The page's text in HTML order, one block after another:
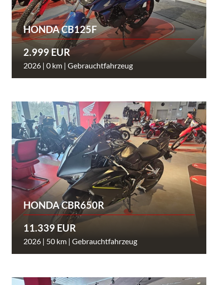
HONDA CB125F
2.999 EUR
2026 | 0 km | Gebrauchtfahrzeug
HONDA CBR650R
11.339 EUR
2026 | 50 km | Gebrauchtfahrzeug